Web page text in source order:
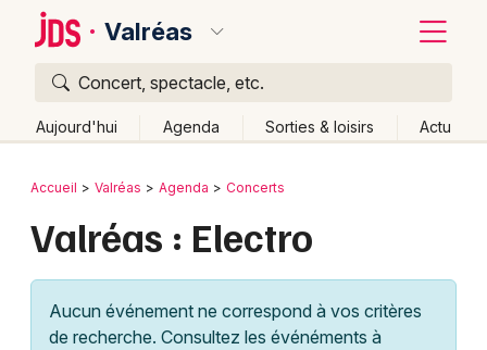
Valréas
Concert, spectacle, etc.
Aujourd'hui Agenda Sorties & loisirs Actu
Publier un événement
Grands événements
Bordeaux
Lille
Retour
Accueil Valréas Agenda Concerts
Valréas : Electro
Aucun événement ne correspond à vos critères
de recherche. Consultez les événéments à
Quoi ?
Où ?
Provence-Alpes-Côte-d'Azur
Partout
Quand ?
Effacer les dates